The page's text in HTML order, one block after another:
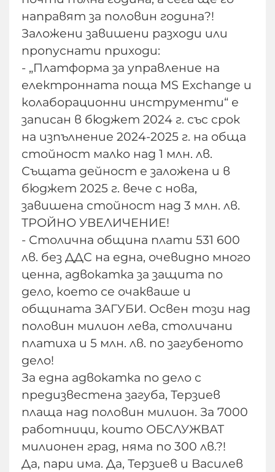
направят за половин година?!
Заложени завишени разходи или
пропуснати приходи:
- „Платформа за управление на
електронната поща MS Exchange и
колаборационни инструменти“ е
записан в бюджет 2024 г. със срок
на изпълнение 2024-2025 г. на обща
стойност малко над 1 млн. лв.
Същата дейност е заложена и в
бюджет 2025 г. вече с нова,
завишена стойност над 3 млн. лв.
ТРОЙНО УВЕЛИЧЕНИЕ!
- Столична община плати 531 600
лв. без ДДС на една, очевидно много
ценна, адвокатка за защита по
дело, което се очакваше и
общината ЗАГУБИ. Освен този над
половин милион лева, столичани
платиха и 5 млн. лв. по загубеното
дело!
За една адвокатка по дело с
предизвестена загуба, Терзиев
плаща над половин милион. За 7000
работници, които ОБСЛУЖВАТ
милионен град, няма по 300 лв.?!
Да, пари има. Да, Терзиев и Василев